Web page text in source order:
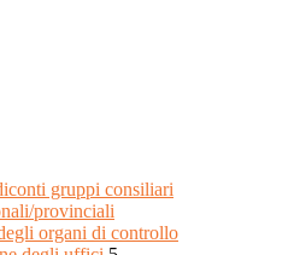
gruppi consiliari
provinciali
organi di controllo